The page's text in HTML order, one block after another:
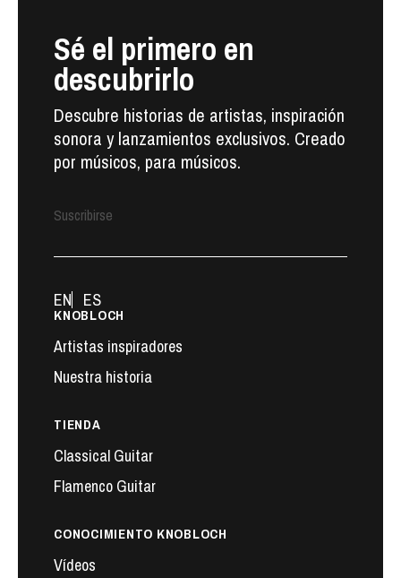
Sé el primero en
descubrirlo
Descubre historias de artistas, inspiración
sonora y lanzamientos exclusivos. Creado
por músicos, para músicos.
Suscribirse
KNOBLOCH
Artistas inspiradores
Nuestra historia
TIENDA
Classical Guitar
Flamenco Guitar
CONOCIMIENTO KNOBLOCH
Vídeos
EN ES